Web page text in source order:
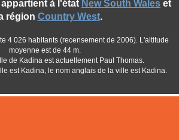
à l'état New South Wales et
région Country West.
4 026 habitants (recensement de 2006). L'altitude
moyenne est de 44 m.
de Kadina est actuellement Paul Thomas.
est Kadina, le nom anglais de la ville est Kadina.